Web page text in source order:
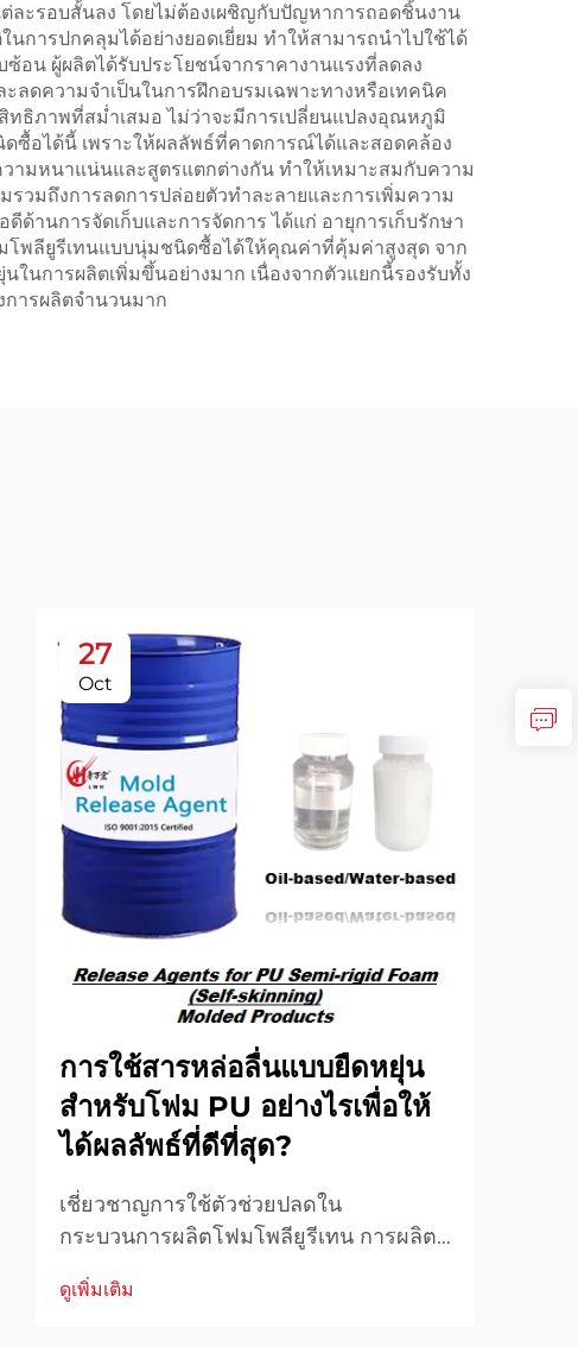
ละรอบสั้นลง โดยไม่ต้องเผชิญกับปัญหาการถอดชิ้นงาน
ารปกคลุมได้อย่างยอดเยี่ยม ทำให้สามารถนำไปใช้ได้
น ผู้ผลิตได้รับประโยชน์จากราคางานแรงที่ลดลง
ดความจำเป็นในการฝึกอบรมเฉพาะทางหรือเทคนิค
ธิภาพที่สม่ำเสมอ ไม่ว่าจะมีการเปลี่ยนแปลงอุณหภูมิ
อได้นี้ เพราะให้ผลลัพธ์ที่คาดการณ์ได้และสอดคล้อง
ามหนาแน่นและสูตรแตกต่างกัน ทำให้เหมาะสมกับความ
วมถึงการลดการปล่อยตัวทำละลายและการเพิ่มความ
านการจัดเก็บและการจัดการ ได้แก่ อายุการเก็บรักษา
โพลียูรีเทนแบบนุ่มชนิดซื้อได้ให้คุณค่าที่คุ้มค่าสูงสุด จาก
นการผลิตเพิ่มขึ้นอย่างมาก เนื่องจากตัวแยกนี้รองรับทั้ง
ารผลิตจำนวนมาก
27
Oct
การใช้สารหล่อลื่นแบบยืดหยุ่น
สำหรับโฟม PU อย่างไรเพื่อให้
ได้ผลลัพธ์ที่ดีที่สุด?
เชี่ยวชาญการใช้ตัวช่วยปลดใน
กระบวนการผลิตโฟมโพลียูรีเทน การผลิต
ขึ้นอยู่กับการใช้ตัวช่วยปลดอย่างถูกต้อง
ดูเพิ่มเติม